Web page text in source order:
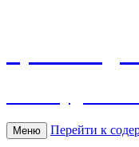
Меню Перейти к